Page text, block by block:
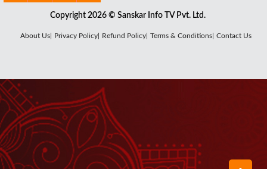
December 09, 2024
हम इस साल 1 करोड़ रुपयों का गेहूं गरीबों को
दान करेंगे
Copyright 2026 © Sanskar Info TV Pvt. Ltd.
About Us| Privacy Policy| Refund Policy| Terms & Conditions| Contact Us